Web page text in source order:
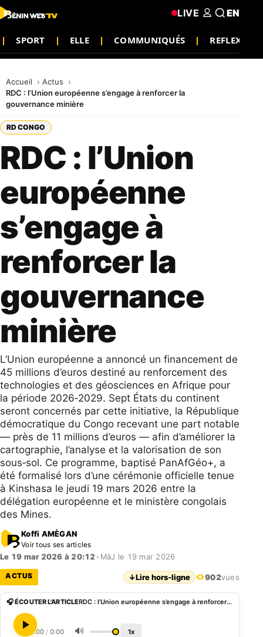
SPORT ELLE COMMUNIQUÉS REFLEXION
LIVE EN
Accueil
Actus
RDC : l’Union européenne s’engage à renforcer la
gouvernance minière
RD CONGO
RDC : l’Union
européenne
s’engage à
renforcer la
gouvernance
minière
L’Union européenne a annoncé un financement de
45 millions d’euros destiné au renforcement des
technologies et des géosciences en Afrique pour
la période 2026‑2029. Sept États du continent
seront concernés par cette initiative, la République
démocratique du Congo recevant une part notable
— près de 11 millions d’euros — afin d’améliorer la
cartographie, l’analyse et la valorisation de son
sous‑sol. Ce programme, baptisé PanAfGéo+, a
été formalisé lors d’une cérémonie officielle tenue
à Kinshasa le jeudi 19 mars 2026 entre la
délégation européenne et le ministère congolais
des Mines.
Koffi AMÈGAN
Voir tous ses articles
Le 19 mar 2026 à 20:12 • MàJ le 19 mar 2026
ACTUS ↓Lire hors-ligne 902vues
🎧 ÉCOUTER L'ARTICLE RDC : l’Union européenne s’engage à renforcer la gouvernance minière
0:00 / 0:00 🔊 1x